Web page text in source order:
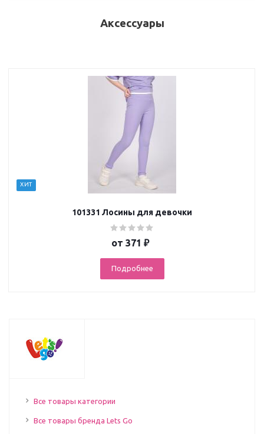
Аксессуары
ХИТ
101331 Лосины для девочки
от 371 ₽
Подробнее
Все товары категории
Все товары бренда Lets Go